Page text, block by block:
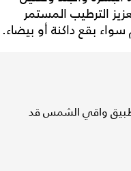
الترطيب المستمر
سواء بقع داكنة أو بيضاء.
تطبيق واقي الشمس قد